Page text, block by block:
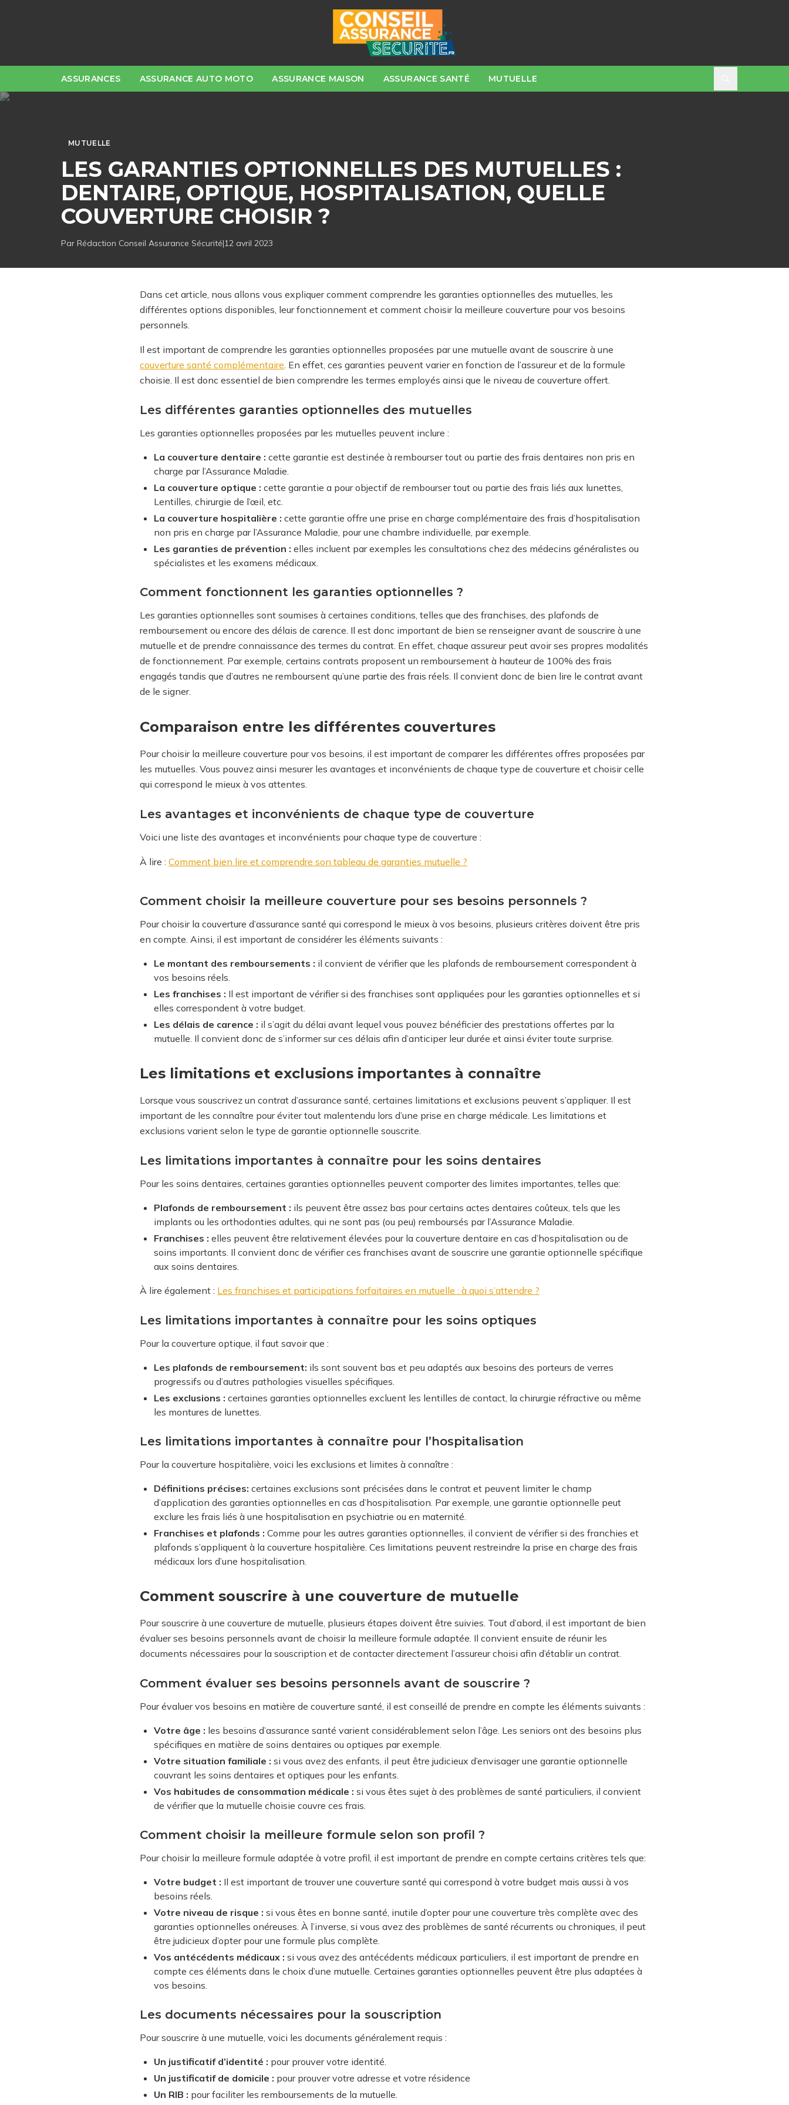
ASSURANCES ASSURANCE AUTO MOTO ASSURANCE MAISON ASSURANCE SANTÉ MUTUELLE
MUTUELLE
LES GARANTIES OPTIONNELLES DES MUTUELLES :
DENTAIRE, OPTIQUE, HOSPITALISATION, QUELLE
COUVERTURE CHOISIR ?
Par Rédaction Conseil Assurance Sécurité|12 avril 2023
Dans cet article, nous allons vous expliquer comment comprendre les garanties optionnelles des mutuelles, les
différentes options disponibles, leur fonctionnement et comment choisir la meilleure couverture pour vos besoins
personnels.
Il est important de comprendre les garanties optionnelles proposées par une mutuelle avant de souscrire à une
couverture santé complémentaire. En effet, ces garanties peuvent varier en fonction de l’assureur et de la formule
choisie. Il est donc essentiel de bien comprendre les termes employés ainsi que le niveau de couverture offert.
Les différentes garanties optionnelles des mutuelles
Les garanties optionnelles proposées par les mutuelles peuvent inclure :
La couverture dentaire : cette garantie est destinée à rembourser tout ou partie des frais dentaires non pris en
charge par l’Assurance Maladie.
La couverture optique : cette garantie a pour objectif de rembourser tout ou partie des frais liés aux lunettes,
Lentilles, chirurgie de l’œil, etc.
La couverture hospitalière : cette garantie offre une prise en charge complémentaire des frais d’hospitalisation
non pris en charge par l’Assurance Maladie, pour une chambre individuelle, par exemple.
Les garanties de prévention : elles incluent par exemples les consultations chez des médecins généralistes ou
spécialistes et les examens médicaux.
Comment fonctionnent les garanties optionnelles ?
Les garanties optionnelles sont soumises à certaines conditions, telles que des franchises, des plafonds de
remboursement ou encore des délais de carence. Il est donc important de bien se renseigner avant de souscrire à une
mutuelle et de prendre connaissance des termes du contrat. En effet, chaque assureur peut avoir ses propres modalités
de fonctionnement. Par exemple, certains contrats proposent un remboursement à hauteur de 100% des frais
engagés tandis que d’autres ne remboursent qu’une partie des frais réels. Il convient donc de bien lire le contrat avant
de le signer.
Comparaison entre les différentes couvertures
Pour choisir la meilleure couverture pour vos besoins, il est important de comparer les différentes offres proposées par
les mutuelles. Vous pouvez ainsi mesurer les avantages et inconvénients de chaque type de couverture et choisir celle
qui correspond le mieux à vos attentes.
Les avantages et inconvénients de chaque type de couverture
Voici une liste des avantages et inconvénients pour chaque type de couverture :
À lire : Comment bien lire et comprendre son tableau de garanties mutuelle ?
Comment choisir la meilleure couverture pour ses besoins personnels ?
Pour choisir la couverture d’assurance santé qui correspond le mieux à vos besoins, plusieurs critères doivent être pris
en compte. Ainsi, il est important de considérer les éléments suivants :
Le montant des remboursements : il convient de vérifier que les plafonds de remboursement correspondent à
vos besoins réels.
Les franchises : Il est important de vérifier si des franchises sont appliquées pour les garanties optionnelles et si
elles correspondent à votre budget.
Les délais de carence : il s’agit du délai avant lequel vous pouvez bénéficier des prestations offertes par la
mutuelle. Il convient donc de s’informer sur ces délais afin d’anticiper leur durée et ainsi éviter toute surprise.
Les limitations et exclusions importantes à connaître
Lorsque vous souscrivez un contrat d’assurance santé, certaines limitations et exclusions peuvent s’appliquer. Il est
important de les connaître pour éviter tout malentendu lors d’une prise en charge médicale. Les limitations et
exclusions varient selon le type de garantie optionnelle souscrite.
Les limitations importantes à connaître pour les soins dentaires
Pour les soins dentaires, certaines garanties optionnelles peuvent comporter des limites importantes, telles que:
Plafonds de remboursement : ils peuvent être assez bas pour certains actes dentaires coûteux, tels que les
implants ou les orthodonties adultes, qui ne sont pas (ou peu) remboursés par l’Assurance Maladie.
Franchises : elles peuvent être relativement élevées pour la couverture dentaire en cas d’hospitalisation ou de
soins importants. Il convient donc de vérifier ces franchises avant de souscrire une garantie optionnelle spécifique
aux soins dentaires.
À lire également : Les franchises et participations forfaitaires en mutuelle : à quoi s’attendre ?
Les limitations importantes à connaître pour les soins optiques
Pour la couverture optique, il faut savoir que :
Les plafonds de remboursement: ils sont souvent bas et peu adaptés aux besoins des porteurs de verres
progressifs ou d’autres pathologies visuelles spécifiques.
Les exclusions : certaines garanties optionnelles excluent les lentilles de contact, la chirurgie réfractive ou même
les montures de lunettes.
Les limitations importantes à connaître pour l’hospitalisation
Pour la couverture hospitalière, voici les exclusions et limites à connaître :
Définitions précises: certaines exclusions sont précisées dans le contrat et peuvent limiter le champ
d’application des garanties optionnelles en cas d’hospitalisation. Par exemple, une garantie optionnelle peut
exclure les frais liés à une hospitalisation en psychiatrie ou en maternité.
Franchises et plafonds : Comme pour les autres garanties optionnelles, il convient de vérifier si des franchies et
plafonds s’appliquent à la couverture hospitalière. Ces limitations peuvent restreindre la prise en charge des frais
médicaux lors d’une hospitalisation.
Comment souscrire à une couverture de mutuelle
Pour souscrire à une couverture de mutuelle, plusieurs étapes doivent être suivies. Tout d’abord, il est important de bien
évaluer ses besoins personnels avant de choisir la meilleure formule adaptée. Il convient ensuite de réunir les
documents nécessaires pour la souscription et de contacter directement l’assureur choisi afin d’établir un contrat.
Comment évaluer ses besoins personnels avant de souscrire ?
Pour évaluer vos besoins en matière de couverture santé, il est conseillé de prendre en compte les éléments suivants :
Votre âge : les besoins d’assurance santé varient considérablement selon l’âge. Les seniors ont des besoins plus
spécifiques en matière de soins dentaires ou optiques par exemple.
Votre situation familiale : si vous avez des enfants, il peut être judicieux d’envisager une garantie optionnelle
couvrant les soins dentaires et optiques pour les enfants.
Vos habitudes de consommation médicale : si vous êtes sujet à des problèmes de santé particuliers, il convient
de vérifier que la mutuelle choisie couvre ces frais.
Comment choisir la meilleure formule selon son profil ?
Pour choisir la meilleure formule adaptée à votre profil, il est important de prendre en compte certains critères tels que:
Votre budget : Il est important de trouver une couverture santé qui correspond à votre budget mais aussi à vos
besoins réels.
Votre niveau de risque : si vous êtes en bonne santé, inutile d’opter pour une couverture très complète avec des
garanties optionnelles onéreuses. À l’inverse, si vous avez des problèmes de santé récurrents ou chroniques, il peut
être judicieux d’opter pour une formule plus complète.
Vos antécédents médicaux : si vous avez des antécédents médicaux particuliers, il est important de prendre en
compte ces éléments dans le choix d’une mutuelle. Certaines garanties optionnelles peuvent être plus adaptées à
vos besoins.
Les documents nécessaires pour la souscription
Pour souscrire à une mutuelle, voici les documents généralement requis :
Un justificatif d’identité : pour prouver votre identité.
Un justificatif de domicile : pour prouver votre adresse et votre résidence
Un RIB : pour faciliter les remboursements de la mutuelle.